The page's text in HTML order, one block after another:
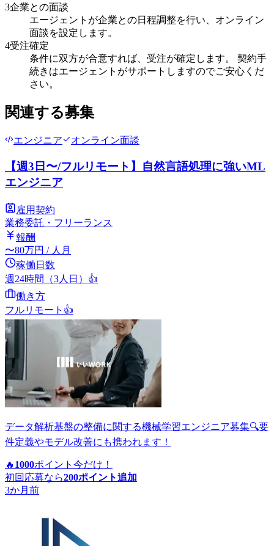
3企業との面談
エージェントが企業との日程調整を行い、オンライン
面談を設定します。
4受注確定
条件に双方が合意すれば、受注が確定します。 契約手
続きはエージェントがサポートしますのでご安心くだ
さい。
関連する募集
エンジニア オンライン面談
【週3日〜/フルリモート】自然言語処理に強いML
エンジニア
雇用契約
業務委託・フリーランス
報酬
〜80万円 / 人月
稼働日数
週24時間（3人日） 👍
働き方
フルリモート 👍
データ解析基盤の整備に関する機械学習エンジニア募集🔍要
件定義やモデル改善にも携われます！
🔥 1000ポイント 今だけ！
初回応募なら200ポイント追加
3か月前